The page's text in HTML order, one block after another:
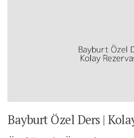
Bayburt Özel Ders |